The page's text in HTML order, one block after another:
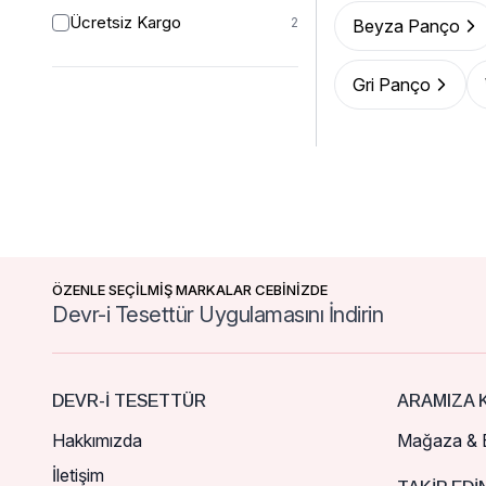
Ücretsiz Kargo 2 Beyza Panço
Gri Panço
ÖZENLE SEÇİLMİŞ MARKALAR CEBİNİZDE
Devr-i Tesettür Uygulamasını İndirin
DEVR-I TESETTÜR
Hakkımızda
İletişim
ARAMIZA
Mağaza &